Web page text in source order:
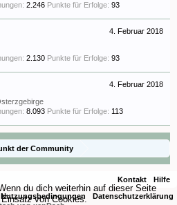
2.246 Punkte für Erfolge: 93
4. Februar 2018
2.130 Punkte für Erfolge: 93
4. Februar 2018
8.093 Punkte für Erfolge: 113
der Community
Phalfreunde only 52
Kontakt
Hilfe
Nutzungsbedingungen
Datenschutzerklärung
du dich weiterhin auf dieser Seite
von Cookies.